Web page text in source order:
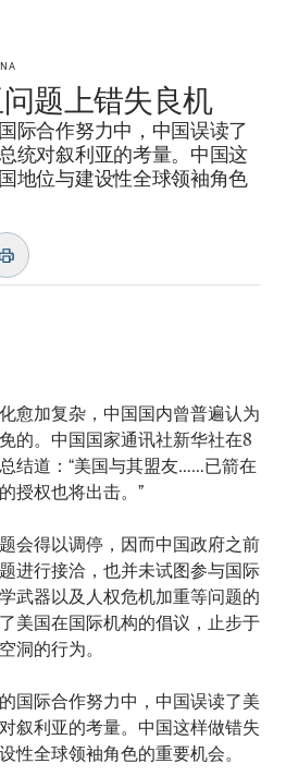
题上错失良机
际合作努力中，中国误读了
统对叙利亚的考量。中国这
地位与建设性全球领袖角色
愈加复杂，中国国内曾普遍认为
的。中国国家通讯社新华社在8
结道：“美国与其盟友……已箭在
授权也将出击。”
会得以调停，因而中国政府之前
进行接洽，也并未试图参与国际
武器以及人权危机加重等问题的
美国在国际机构的倡议，止步于
洞的行为。
国际合作努力中，中国误读了美
叙利亚的考量。中国这样做错失
性全球领袖角色的重要机会。